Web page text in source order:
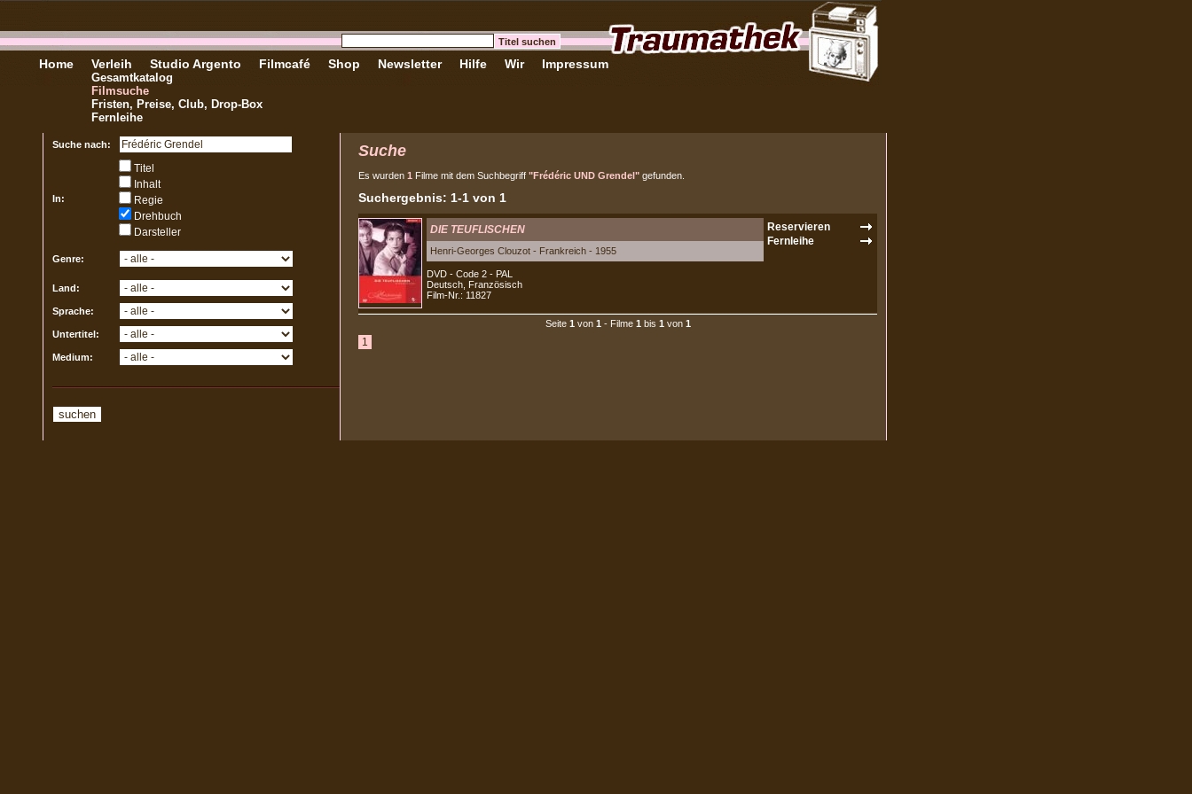
Home Verleih
Gesamtkatalog
Filmsuche
Fristen, Preise, Club, Drop-Box
Fernleihe
Studio Argento Filmcafé Shop Newsletter Hilfe Wir Impressum
Suche nach:
In:
Titel
Inhalt
Regie
Drehbuch
Darsteller
Genre:
Land:
Sprache:
Untertitel:
Medium:
Suche
Es wurden 1 Filme mit dem Suchbegriff "Frédéric UND Grendel" gefunden.
Suchergebnis: 1-1 von 1
DIE TEUFLISCHEN
Henri-Georges Clouzot - Frankreich - 1955
DVD - Code 2 - PAL
Deutsch, Französisch
Film-Nr.: 11827
Seite 1 von 1 - Filme 1 bis 1 von 1
1